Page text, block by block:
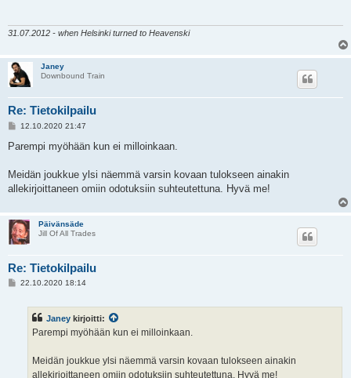
31.07.2012 - when Helsinki turned to Heavenski
Janey
Downbound Train
Re: Tietokilpailu
V
e
i
12.10.2020 21:47
Parempi myöhään kun ei milloinkaan.
Meidän joukkue ylsi näemmä varsin kovaan tulokseen ainakin
allekirjoittaneen omiin odotuksiin suhteutettuna. Hyvä me!
Päivänsäde
Jill Of All Trades
Re: Tietokilpailu
V22.10.2020 18:14
Janey kirjoitti:
Parempi myöhään kun ei milloinkaan.
Meidän joukkue ylsi näemmä varsin kovaan tulokseen ainakin
allekirjoittaneen omiin odotuksiin suhteutettuna. Hyvä me!